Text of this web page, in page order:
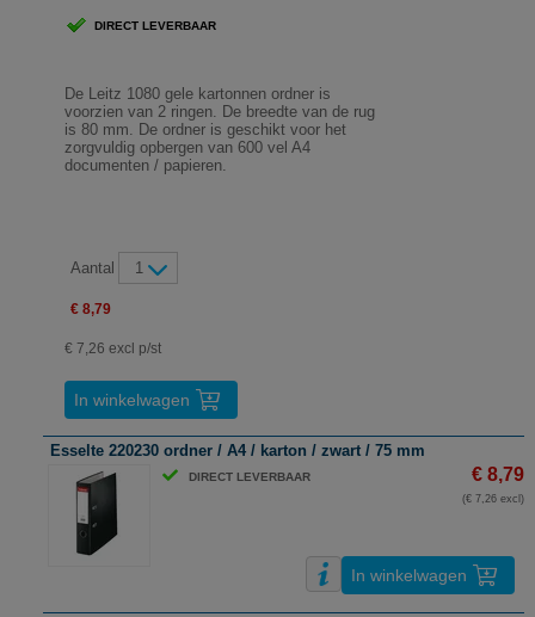
DIRECT LEVERBAAR
De Leitz 1080 gele kartonnen ordner is
voorzien van 2 ringen. De breedte van de rug
is 80 mm. De ordner is geschikt voor het
zorgvuldig opbergen van 600 vel A4
documenten / papieren.
Aantal 1
€ 8,79
€ 7,26 excl p/st
In winkelwagen
Esselte 220230 ordner / A4 / karton / zwart / 75 mm
DIRECT LEVERBAAR € 8,79
(€ 7,26 excl)
In winkelwagen